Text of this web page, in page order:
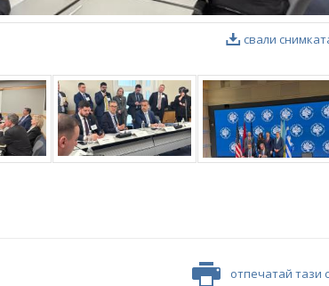
свали
отпечатай тази